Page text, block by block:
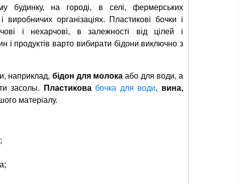
будинку, на городі, в селі, фермерських
виробничих організаціях. Пластикові бочки і
і нехарчові, в залежності від цілей і
і продуктів варто вибирати бідони виключно з
наприклад, бідон для молока або для води, а
засолы.
Пластикова бочка для води, вина,
матеріалу.